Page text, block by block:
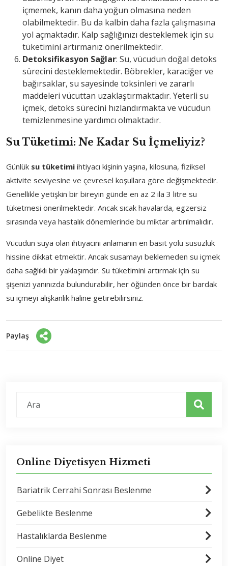
içmemek, kanın daha yoğun olmasına neden
olabilmektedir. Bu da kalbin daha fazla çalışmasına
yol açmaktadır. Kalp sağlığınızı desteklemek için su
tüketimini artırmanız önerilmektedir.
Detoksifikasyon Sağlar: Su, vücudun doğal detoks
sürecini desteklemektedir. Böbrekler, karaciğer ve
bağırsaklar, su sayesinde toksinleri ve zararlı
maddeleri vücuttan uzaklaştırmaktadır. Yeterli su
içmek, detoks sürecini hızlandırmakta ve vücudun
temizlenmesine yardımcı olmaktadır.
Su Tüketimi: Ne Kadar Su İçmeliyiz?
Günlük su tüketimi ihtiyacı kişinin yaşına, kilosuna, fiziksel
aktivite seviyesine ve çevresel koşullara göre değişmektedir.
Genellikle yetişkin bir bireyin günde en az 2 ila 3 litre su
tüketmesi önerilmektedir. Ancak sıcak havalarda, egzersiz
sırasında veya hastalık dönemlerinde bu miktar artırılmalıdır.
Vücudun suya olan ihtiyacını anlamanın en basit yolu susuzluk
hissine dikkat etmektir. Ancak susamayı beklemeden su içmek
daha sağlıklı bir yaklaşımdır. Su tüketimini artırmak için su
şişenizi yanınızda bulundurabilir, her öğünden önce bir bardak
su içmeyi alışkanlık haline getirebilirsiniz.
Paylaş
Online Diyetisyen Hizmeti
Bariatrik Cerrahi Sonrası Beslenme
Gebelikte Beslenme
Hastalıklarda Beslenme
Online Diyet